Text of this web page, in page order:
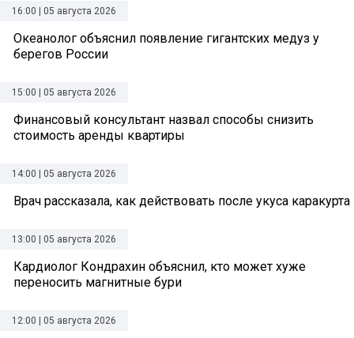
16:00 | 05 августа 2026
Океанолог объяснил появление гигантских медуз у
берегов России
15:00 | 05 августа 2026
Финансовый консультант назвал способы снизить
стоимость аренды квартиры
14:00 | 05 августа 2026
Врач рассказала, как действовать после укуса каракурта
13:00 | 05 августа 2026
Кардиолог Кондрахин объяснил, кто может хуже
переносить магнитные бури
12:00 | 05 августа 2026